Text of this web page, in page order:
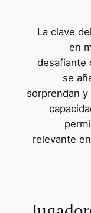
La clave
en
desafiante
se
sorprendan
relevante